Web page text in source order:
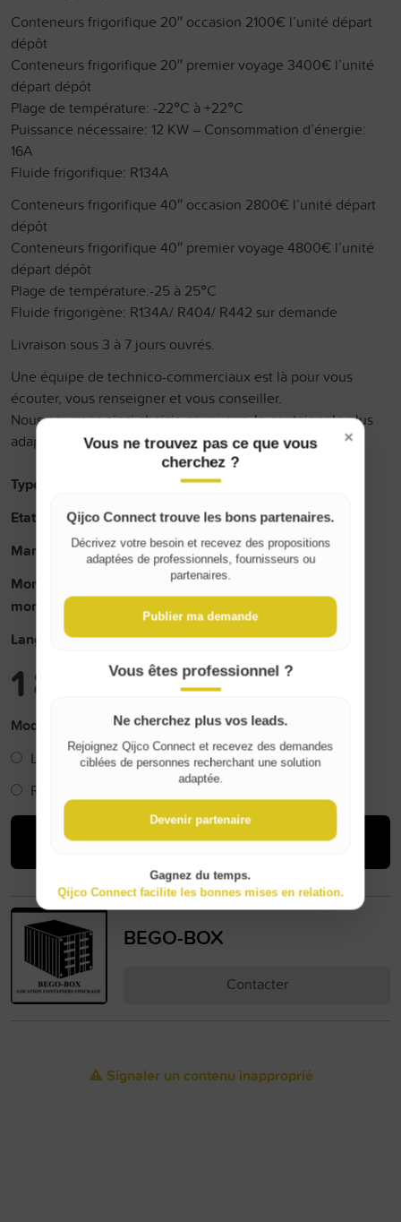
Conteneurs frigorifique 20″ occasion 2100€ l’unité départ
dépôt
Conteneurs frigorifique 20″ premier voyage 3400€ l’unité
départ dépôt
Plage de température: -22°C à +22°C
Puissance nécessaire: 12 KW – Consommation d’énergie:
16A
Fluide frigorifique: R134A
Conteneurs frigorifique 40″ occasion 2800€ l’unité départ
dépôt
Conteneurs frigorifique 40″ premier voyage 4800€ l’unité
départ dépôt
Plage de température:-25 à 25°C
Fluide frigorigène: R134A/ R404/ R442 sur demande
Livraison sous 3 à 7 jours ouvrés.
Une équipe de technico-commerciaux est là pour vous
écouter, vous renseigner et vous conseiller.
Nous pourrons ainsi choisir, pour vous, le container le plus
adapté à votre demande.
Type de profil: Professionnel
Etat : Très bon état
Marque : Conteneur frigorifique
Montant de la caution en € (0 pour la vente, indiquez le
montant pour la location):
Langue de l'annonce:Français
1 800 €
Mode de livraison
Livraison (+0 €)
Retrait
Acheter
BEGO-BOX
Contacter
⚠️ Signaler un contenu inapproprié
Where do you live?
Belgique / België
France
×
Vous ne trouvez pas ce que vous
cherchez ?
Qijco Connect trouve les bons partenaires.
Décrivez votre besoin et recevez des propositions
adaptées de professionnels, fournisseurs ou
partenaires.
Publier ma demande
Vous êtes professionnel ?
Ne cherchez plus vos leads.
Rejoignez Qijco Connect et recevez des demandes
ciblées de personnes recherchant une solution
adaptée.
Devenir partenaire
Gagnez du temps.
Qijco Connect facilite les bonnes mises en relation.